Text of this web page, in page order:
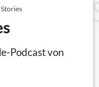
Podcast von